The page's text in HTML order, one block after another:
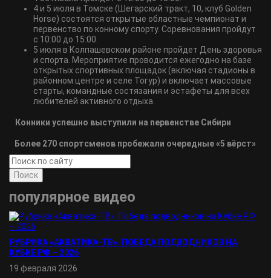
4 и 5 июля в Томске (Шегарский тракт, 10, клуб Golden
Horse) состоятся открытые областные чемпионат и
первенство по конному спорту. Соревнования пройдут
с 10:00 до 15:00.
5 июля в Колпашевском районе пройдет День здоровья
и спорта. Мероприятие проводится ежегодно на базе
открытых спортивных площадок (включая стадионы в
районном центре и селе Тогур) и включает массовые
старты, командные состязания и эстафеты для всех
любителей активного отдыха.
Конники успешно выступили на первенстве Сибири
Более 270 спортсменов пробежали очередные «5 вёрст»
Поиск
популярное видео
РУБРИКА «АКВАТИКА-TВ». ПОБЕДА ПОДВОДНИКОВ НА
КУБКЕ РФ – 2026
19 февраля 2026